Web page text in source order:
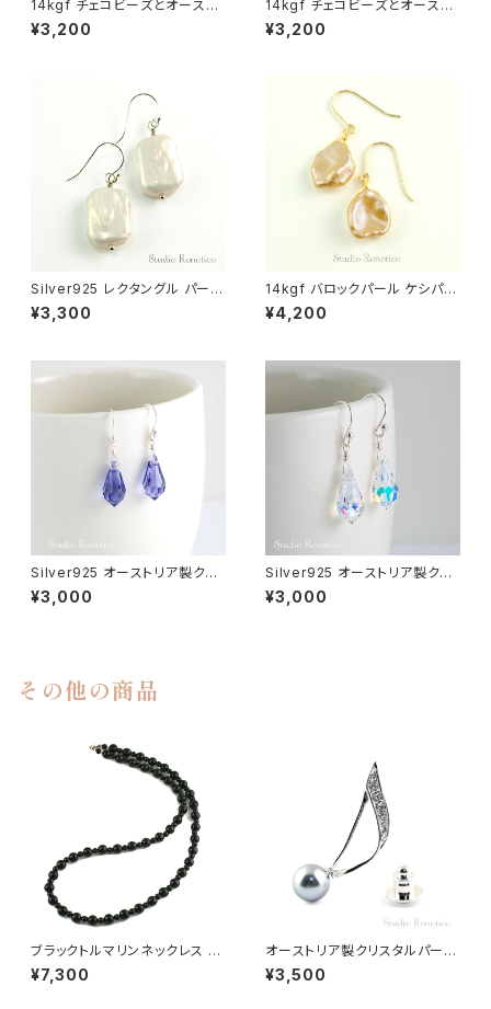
14kgf チェコビーズとオースト
リア製クリスタルパールのピアス
ベージュゴールド
¥3,200
14kgf チェコビーズとオースト
リア製クリスタルパールのピアス
ターコイズメロン
¥3,200
Silver925 レクタングル パール
バロックパール 淡水真珠 ピアス
¥3,300
14kgf バロックパール ケシパー
ル 花びら 淡水真珠 ピアス
¥4,200
Silver925 オーストリア製クリ
スタルタンザナイトカラーしずく
ピアス pi-115ms
¥3,000
Silver925 オーストリア製クリ
スタル キラキラしずく ピアス pi-
114ms
¥3,000
その他の商品
ブラックトルマリンネックレス マ
イナスイオン 天然石 bn-45
¥7,300
オーストリア製クリスタルパール
10ｍｍ 音符の ピンブローチ ラ
ペルピン ブートニエール グレー
¥3,500